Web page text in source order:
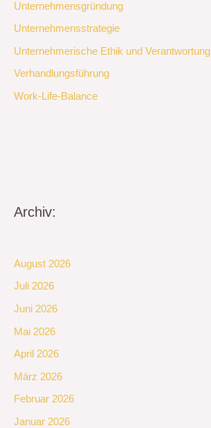
Unternehmensgründung
Unternehmensstrategie
Unternehmerische Ethik und Verantwortung
Verhandlungsführung
Work-Life-Balance
Archiv:
August 2026
Juli 2026
Juni 2026
Mai 2026
April 2026
März 2026
Februar 2026
Januar 2026